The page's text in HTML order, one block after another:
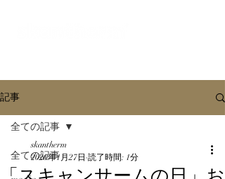
記事
全ての記事
全ての記事
skantherm
2020年1月27日 読了時間: 1分